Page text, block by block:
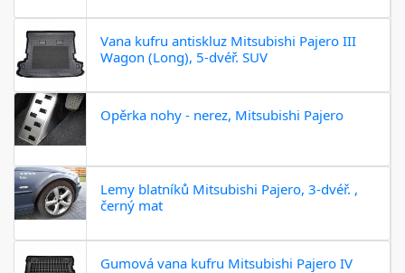
Vana kufru antiskluz Mitsubishi Pajero III
Wagon (Long), 5-dvéř. SUV
Opěrka nohy - nerez, Mitsubishi Pajero
Lemy blatníků Mitsubishi Pajero, 3-dvéř. ,
černý mat
Gumová vana kufru Mitsubishi Pajero IV